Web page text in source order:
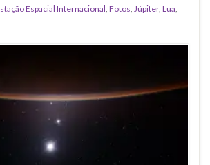
Espacial Internacional Fotos Júpiter, Lua